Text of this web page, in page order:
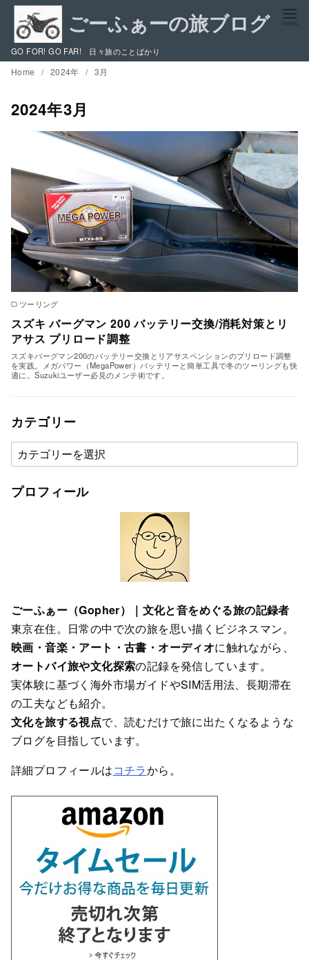
ン
GO FOR! GO FAR! 日々旅のことばかり
Home 2024年 3月
2024年3月
ツーリング
スズキ バーグマン 200 バッテリー交換/消耗対策とリ
アサス プリロード調整
スズキバーグマン200のバッテリー交換とリアサスペンションのプリロード調整
を実践。メガパワー（MegaPower）バッテリーと簡単工具で冬のツーリングも快
適に。Suzukiユーザー必見のメンテ術です。
カテゴリー
カ
テ
ゴ
プロフィール
ごーふぁー（Gopher）｜文化と音をめぐる旅の記録者
東京在住。日常の中で次の旅を思い描くビジネスマン。
映画・音楽・アート・古書・オーディオに触れながら、
オートバイ旅や文化探索の記録を発信しています。
実体験に基づく海外市場ガイドやSIM活用法、長期滞在
の工夫なども紹介。
文化を旅する視点で、読むだけで旅に出たくなるような
ブログを目指しています。
詳細プロフィールはコチラから。